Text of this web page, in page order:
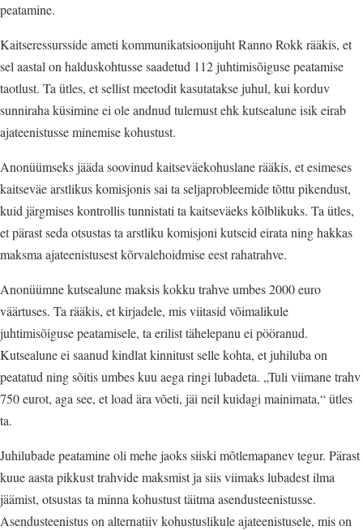
peatamine.
Kaitseressursside ameti kommunikatsioonijuht Ranno Rokk rääkis, et
sel aastal on halduskohtusse saadetud 112 juhtimisõiguse peatamise
taotlust. Ta ütles, et sellist meetodit kasutatakse juhul, kui korduv
sunniraha küsimine ei ole andnud tulemust ehk kutsealune isik eirab
ajateenistusse minemise kohustust.
Anonüümseks jääda soovinud kaitseväekohuslane rääkis, et esimeses
kaitseväe arstlikus komisjonis sai ta seljaprobleemide tõttu pikendust,
kuid järgmises kontrollis tunnistati ta kaitseväeks kõlblikuks. Ta ütles,
et pärast seda otsustas ta arstliku komisjoni kutseid eirata ning hakkas
maksma ajateenistusest kõrvalehoidmise eest rahatrahve.
Anonüümne kutsealune maksis kokku trahve umbes 2000 euro
väärtuses. Ta rääkis, et kirjadele, mis viitasid võimalikule
juhtimisõiguse peatamisele, ta erilist tähelepanu ei pööranud.
Kutsealune ei saanud kindlat kinnitust selle kohta, et juhiluba on
peatatud ning sõitis umbes kuu aega ringi lubadeta. „Tuli viimane trahv
750 eurot, aga see, et load ära võeti, jäi neil kuidagi mainimata,“ ütles
ta.
Juhilubade peatamine oli mehe jaoks siiski mõtlemapanev tegur. Pärast
kuue aasta pikkust trahvide maksmist ja siis viimaks lubadest ilma
jäämist, otsustas ta minna kohustust täitma asendusteenistusse.
Asendusteenistus on alternatiiv kohustuslikule ajateenistusele, mis on